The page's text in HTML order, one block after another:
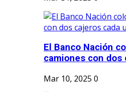
El Banco Nación
camiones con dos
Mar 10, 2025 0